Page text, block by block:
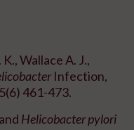
Wallace A. J.,
Infection,
461-473.
Helicobacter pylori